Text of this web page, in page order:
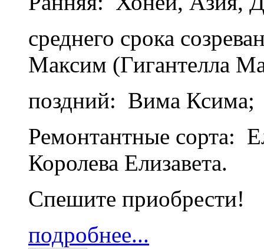
среднего срока
Максим (Гигантелла
поздний: Вима Ксима;
Ремонтантные сорта:
Королева Елизавета.
Спешите приобрести!
подробнее...